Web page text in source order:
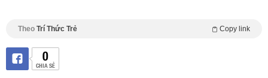
Theo Trí Thức Trẻ Copy link
0
CHIA SẺ